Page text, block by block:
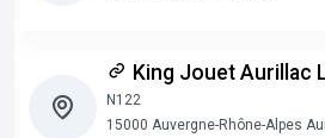
King Jouet Aurillac
N122
15000 Auvergne-Rhône-Alpes